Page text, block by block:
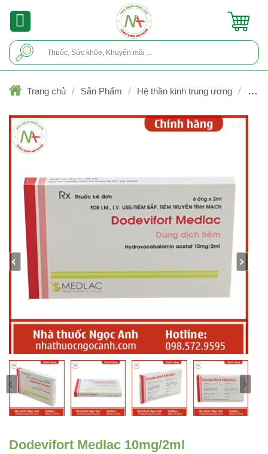
Trang chủ / Sản Phẩm / Hệ thần kinh trung ương /
Trị
Dodevifort Medlac 10mg/2ml